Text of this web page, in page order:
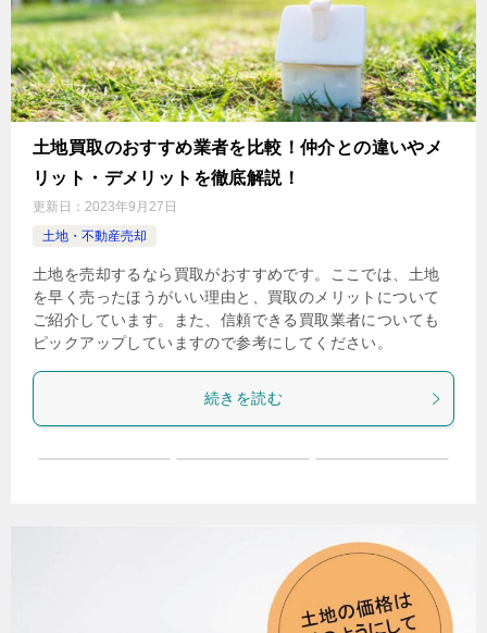
土地買取のおすすめ業者を比較！仲介との違いやメ
リット・デメリットを徹底解説！
更新日： 2023年9月27日
土地・不動産売却
土地を売却するなら買取がおすすめです。ここでは、土地
を早く売ったほうがいい理由と、買取のメリットについて
ご紹介しています。また、信頼できる買取業者についても
ピックアップしていますので参考にしてください。
続きを読む